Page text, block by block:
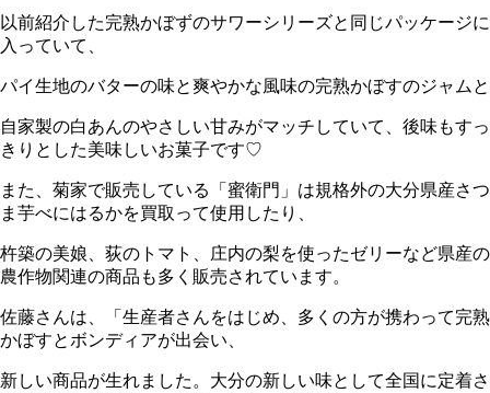
以前紹介した完熟かぼずのサワーシリーズと同じパッケージに
入っていて、
パイ生地のバターの味と爽やかな風味の完熟かぼすのジャムと
自家製の白あんのやさしい甘みがマッチしていて、後味もすっ
きりとした美味しいお菓子です♡
また、菊家で販売している「蜜衛門」は規格外の大分県産さつ
ま芋べにはるかを買取って使用したり、
杵築の美娘、荻のトマト、庄内の梨を使ったゼリーなど県産の
農作物関連の商品も多く販売されています。
佐藤さんは、「生産者さんをはじめ、多くの方が携わって完熟
かぼすとボンディアが出会い、
新しい商品が生れました。大分の新しい味として全国に定着さ